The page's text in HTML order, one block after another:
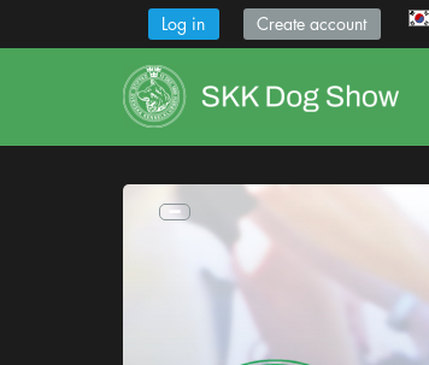
Log in Create account